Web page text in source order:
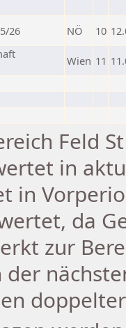
26 NÖ 10
Wien 11
Feld
in
in
da
zur
der